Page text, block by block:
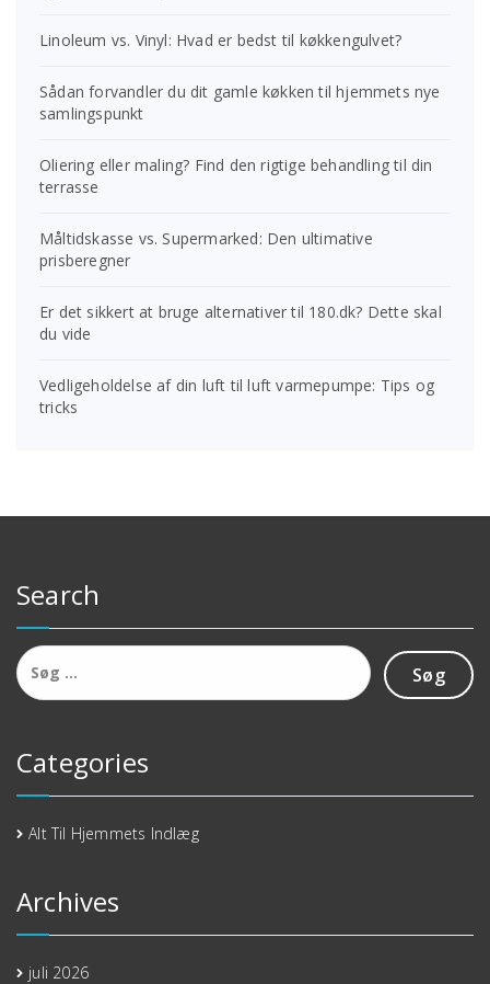
Linoleum vs. Vinyl: Hvad er bedst til køkkengulvet?
Sådan forvandler du dit gamle køkken til hjemmets nye
samlingspunkt
Oliering eller maling? Find den rigtige behandling til din
terrasse
Måltidskasse vs. Supermarked: Den ultimative
prisberegner
Er det sikkert at bruge alternativer til 180.dk? Dette skal
du vide
Vedligeholdelse af din luft til luft varmepumpe: Tips og
tricks
Search
Søg
efter:
Categories
Alt Til Hjemmets Indlæg
Archives
juli 2026